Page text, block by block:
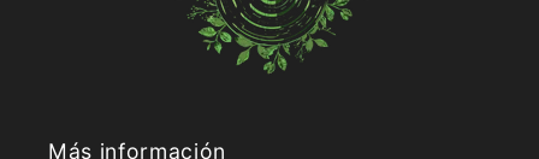
Más información